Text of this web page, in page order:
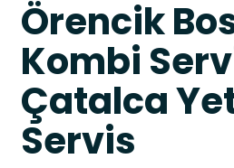
Örencik
Kombi
Çatalca
Servis